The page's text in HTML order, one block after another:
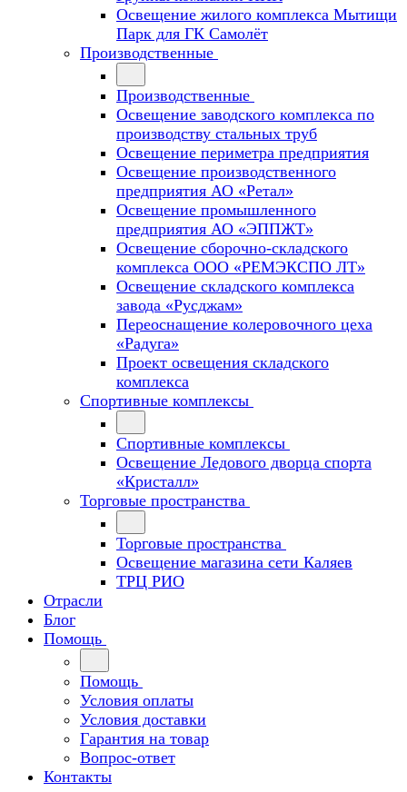
Освещение жилого комплекса Мытищи
Парк для ГК Самолёт
Производственные
Производственные
Освещение заводского комплекса по
производству стальных труб
Освещение периметра предприятия
Освещение производственного
предприятия АО «Ретал»
Освещение промышленного
предприятия АО «ЭППЖТ»
Освещение сборочно-складского
комплекса ООО «РЕМЭКСПО ЛТ»
Освещение складского комплекса
завода «Русджам»
Переоснащение колеровочного цеха
«Радуга»
Проект освещения складского
комплекса
Спортивные комплексы
Спортивные комплексы
Освещение Ледового дворца спорта
«Кристалл»
Торговые пространства
Торговые пространства
Освещение магазина сети Каляев
ТРЦ РИО
Отрасли
Блог
Помощь
Помощь
Условия оплаты
Условия доставки
Гарантия на товар
Вопрос-ответ
Контакты